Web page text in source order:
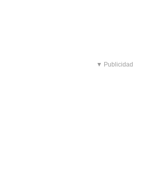
▼ Publicidad